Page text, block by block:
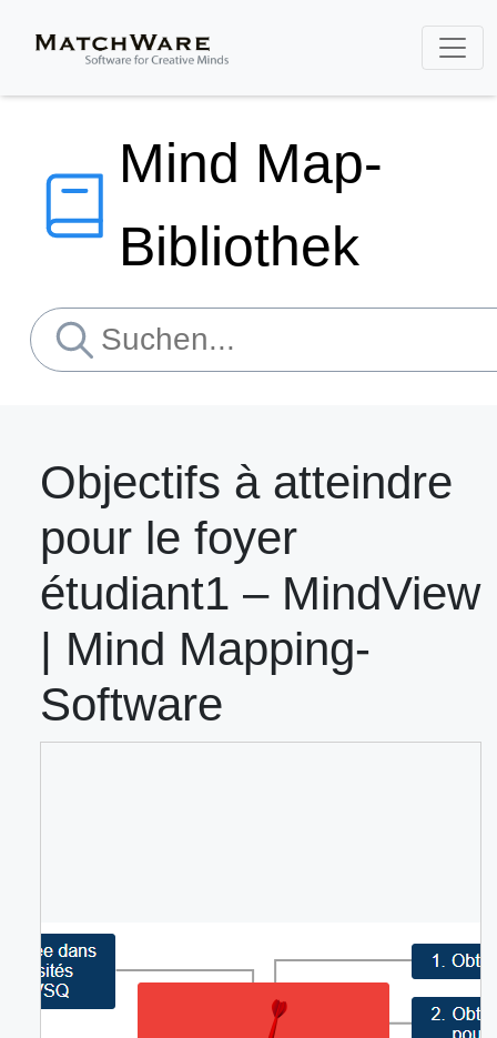
Mind Map-
Bibliothek
Objectifs à atteindre
pour le foyer
étudiant1 – MindView
| Mind Mapping-
Software